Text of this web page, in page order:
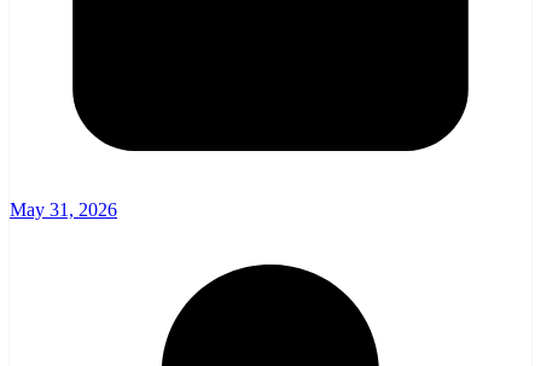
May 31, 2026